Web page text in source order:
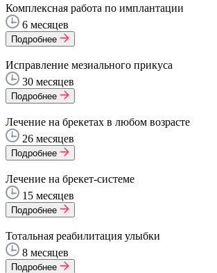
Комплексная работа по имплантации
6 месяцев
Подробнее
Исправление мезиального прикуса
30 месяцев
Подробнее
Лечение на брекетах в любом возрасте
26 месяцев
Подробнее
Лечение на брекет-системе
15 месяцев
Подробнее
Тотальная реабилитация улыбки
8 месяцев
Подробнее